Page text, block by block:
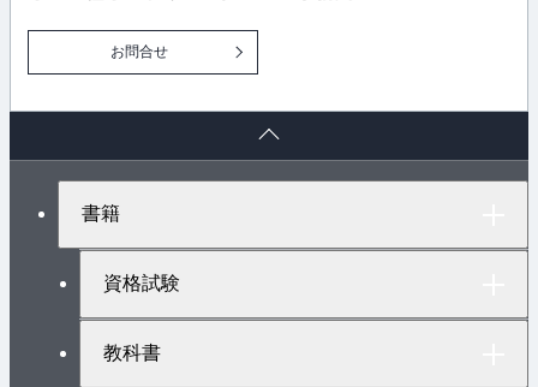
お問合せ
書籍
資格試験
教科書